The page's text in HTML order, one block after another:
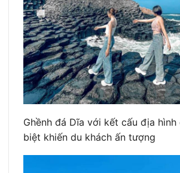
Ghềnh đá Dĩa với kết cấu địa
biệt khiến du khách ấn tượng